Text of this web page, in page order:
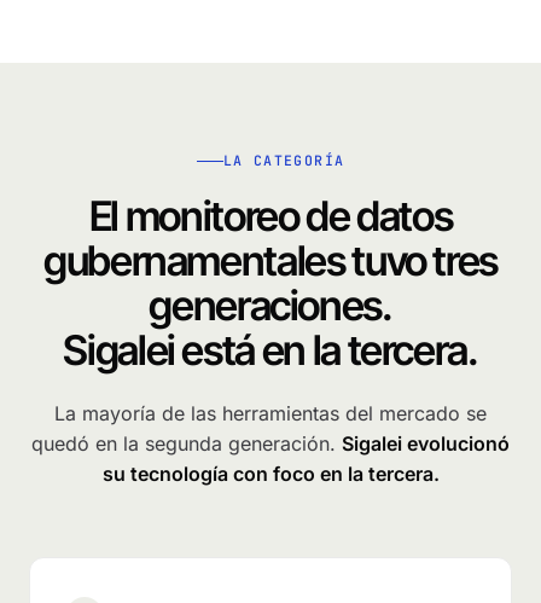
LA CATEGORÍA
El monitoreo de datos
gubernamentales tuvo tres
generaciones.
Sigalei está en la tercera.
La mayoría de las herramientas del mercado se
quedó en la segunda generación. Sigalei evolucionó
su tecnología con foco en la tercera.